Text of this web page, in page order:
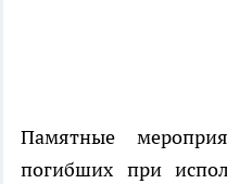
Памятные
погибших при